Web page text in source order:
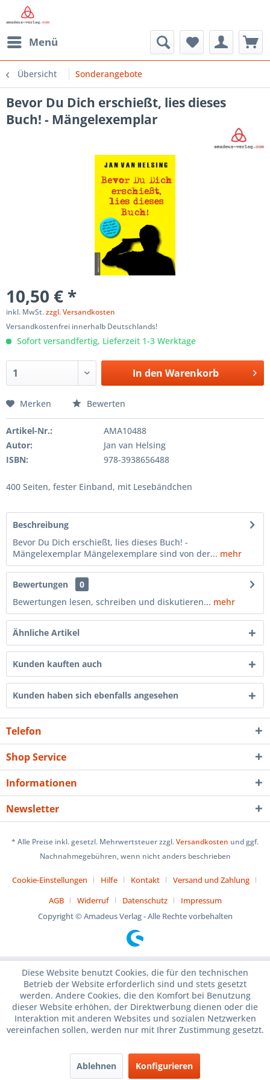
Menü
Übersicht Sonderangebote
Bevor Du Dich erschießt, lies dieses
Buch! - Mängelexemplar
10,50 € *
inkl. MwSt.zzgl. Versandkosten
Versandkostenfrei innerhalb Deutschlands!
Sofort versandfertig, Lieferzeit 1-3 Werktage
In den Warenkorb
Merken Bewerten
Artikel-Nr.:
AMA10488
Autor:
Jan van Helsing
ISBN:
978-3938656488
400 Seiten, fester Einband, mit Lesebändchen
Beschreibung
Bevor Du Dich erschießt, lies dieses Buch! -
Mängelexemplar Mängelexemplare sind von der... mehr
Bewertungen
0
Bewertungen lesen, schreiben und diskutieren... mehr
Ähnliche Artikel
Kunden kauften auch
Kunden haben sich ebenfalls angesehen
Telefon
Shop Service
Informationen
Newsletter
* Alle Preise inkl. gesetzl. Mehrwertsteuer zzgl.Versandkosten und ggf.
Nachnahmegebühren, wenn nicht anders beschrieben
Cookie-Einstellungen Hilfe Kontakt
Versand und Zahlung
AGB
Widerruf Datenschutz
Impressum
Copyright © Amadeus Verlag - Alle Rechte vorbehalten
Diese Website benutzt Cookies, die für den technischen
Betrieb der Website erforderlich sind und stets gesetzt
werden. Andere Cookies, die den Komfort bei Benutzung
dieser Website erhöhen, der Direktwerbung dienen oder die
Interaktion mit anderen Websites und sozialen Netzwerken
vereinfachen sollen, werden nur mit Ihrer Zustimmung gesetzt.
Ablehnen Konfigurieren